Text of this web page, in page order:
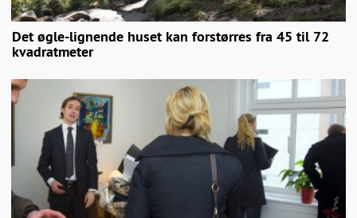
Det øgle-lignende huset kan forstørres fra 45 til 72
kvadratmeter